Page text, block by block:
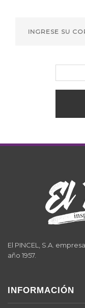
El PINCEL, S.A.
año 1957.
INFORMACIÓN